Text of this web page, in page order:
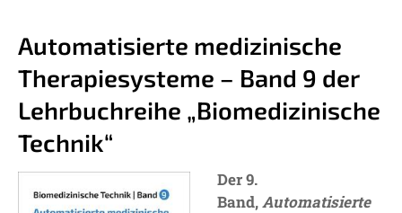
Automatisierte medizinische
Therapiesysteme – Band 9 der
Lehrbuchreihe „Biomedizinische
Technik“
Der 9.
Band,Automatisierte